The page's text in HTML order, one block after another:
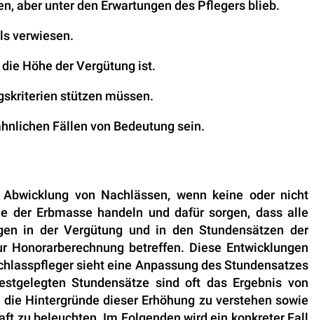
aber unter den Erwartungen des Pflegers blieb.
verwiesen.
Höhe der Vergütung ist.
stützen müssen.
Fällen von Bedeutung sein.
von Nachlässen, wenn keine oder nicht
der Erbmasse handeln und dafür sorgen, dass alle
in der Vergütung und in den Stundensätzen der
betreffen. Diese Entwicklungen
sieht eine Anpassung des Stundensatzes
Stundensätze sind oft das Ergebnis von
Hintergründe dieser Erhöhung zu verstehen sowie